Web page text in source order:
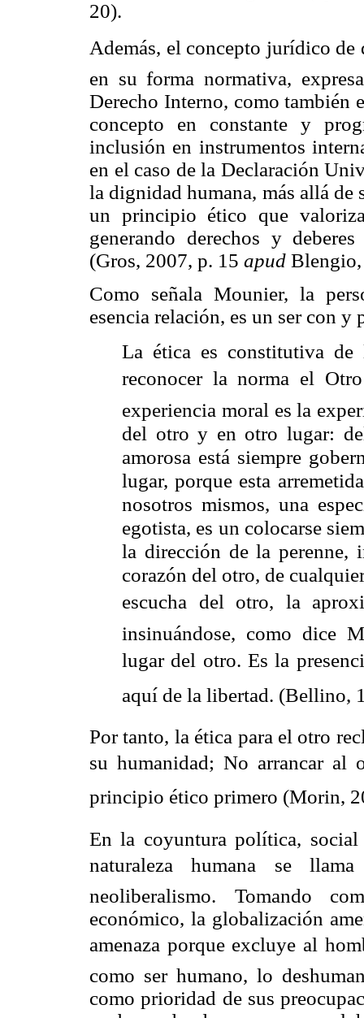
20).
Además, el concepto jurídico de
en su forma normativa,
Derecho Interno, como también
concepto en constante y
inclusión en instrumentos
en el caso dela Declaración
la dignidad humana, más allá
un principio ético que
generando derechos y
(Gros, 2007, p. 15 apud Blengio
Como señala Mounier, la
esencia relación, es un ser con y
La ética es constitutiva de
reconocer la norma el
experiencia moral es la
del otro y en otro lugar:
amorosa está siempre
lugar, porque esta
nosotros mismos, una
egotista, es un colocarse
la dirección de la perenne,
corazón del otro, de
escucha del otro, la
insinuándose, como dice
lugar del otro. Es la
aquí de la libertad. (Bellino,
Por tanto, la ética para el otro
su humanidad; No arrancar
principio ético primero (Morin,
En la coyuntura política,
naturaleza humana se
neoliberalismo. Tomando
económico, la globalización
amenaza porque excluye al
como ser humano, lo
como prioridad de sus